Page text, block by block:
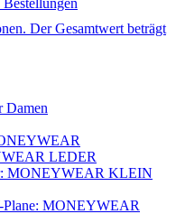
Bestellungen
Der Gesamtwert beträgt
Damen
LEDER
MONEYWEAR KLEIN
Plane: MONEYWEAR